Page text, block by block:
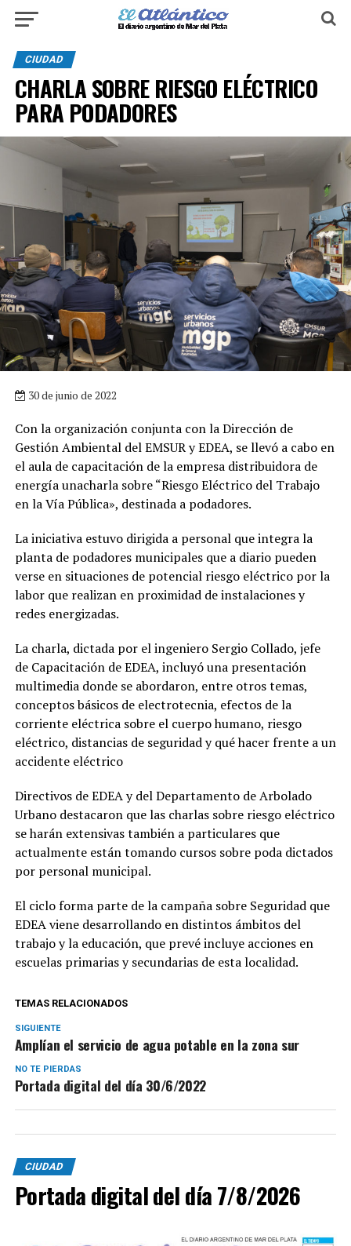
CIUDAD
CHARLA SOBRE RIESGO ELÉCTRICO
PARA PODADORES
30 de junio de 2022
Con la organización conjunta con la Dirección de
Gestión Ambiental del EMSUR y EDEA, se llevó a cabo en
el aula de capacitación de la empresa distribuidora de
energía unacharla sobre “Riesgo Eléctrico del Trabajo
en la Vía Pública», destinada a podadores.
La iniciativa estuvo dirigida a personal que integra la
planta de podadores municipales que a diario pueden
verse en situaciones de potencial riesgo eléctrico por la
labor que realizan en proximidad de instalaciones y
redes energizadas.
La charla, dictada por el ingeniero Sergio Collado, jefe
de Capacitación de EDEA, incluyó una presentación
multimedia donde se abordaron, entre otros temas,
conceptos básicos de electrotecnia, efectos de la
corriente eléctrica sobre el cuerpo humano, riesgo
eléctrico, distancias de seguridad y qué hacer frente a un
accidente eléctrico
Directivos de EDEA y del Departamento de Arbolado
Urbano destacaron que las charlas sobre riesgo eléctrico
se harán extensivas también a particulares que
actualmente están tomando cursos sobre poda dictados
por personal municipal.
El ciclo forma parte de la campaña sobre Seguridad que
EDEA viene desarrollando en distintos ámbitos del
trabajo y la educación, que prevé incluye acciones en
escuelas primarias y secundarias de esta localidad.
TEMAS RELACIONADOS
SIGUIENTE
Amplían el servicio de agua potable en la zona sur
NO TE PIERDAS
Portada digital del día 30/6/2022
CIUDAD
Portada digital del día 7/8/2026